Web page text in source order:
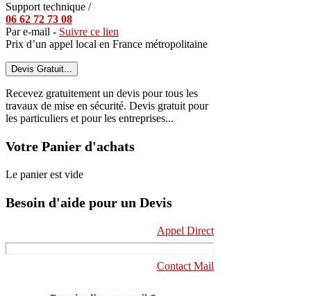
Support technique /
06 62 72 73 08
Par e-mail - Suivre ce lien
Prix d’un appel local en France métropolitaine
Devis Gratuit...
Recevez gratuitement un devis pour tous les
travaux de mise en sécurité. Devis gratuit pour
les particuliers et pour les entreprises...
Votre Panier d'achats
Le panier est vide
Besoin d'aide pour un Devis
Appel Direct
Contact Mail